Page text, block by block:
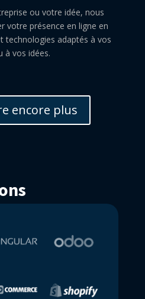
ou votre idée, nous
votre présence en ligne en
technologies adaptés à vos
à vos idées.
encore plus